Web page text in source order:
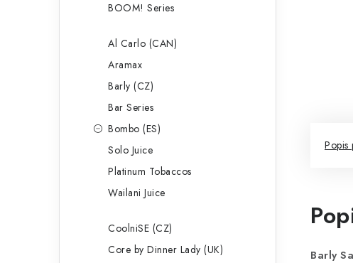
BOOM! Series
Al Carlo (CAN)
Aramax
Barly (CZ)
Bar Series
Bombo (ES)
Solo Juice
Platinum Tobaccos
Wailani Juice
CoolniSE (CZ)
Core by Dinner Lady (UK)
Popis
Barly